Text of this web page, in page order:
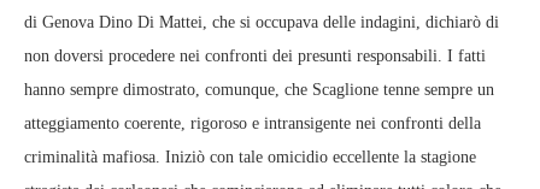
di Genova Dino Di Mattei, che si occupava delle indagini, dichiarò di
non doversi procedere nei confronti dei presunti responsabili. I fatti
hanno sempre dimostrato, comunque, che Scaglione tenne sempre un
atteggiamento coerente, rigoroso e intransigente nei confronti della
criminalità mafiosa. Iniziò con tale omicidio eccellente la stagione